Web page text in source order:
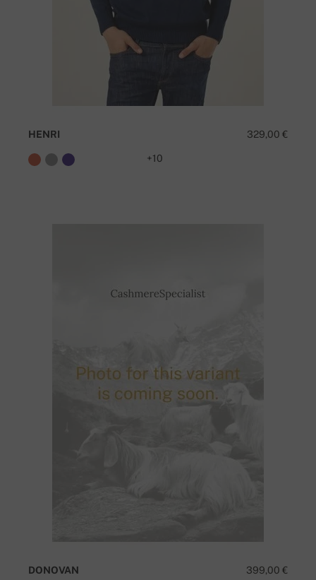
329,00 €
HENRI
+10
399,00 €
DONOVAN